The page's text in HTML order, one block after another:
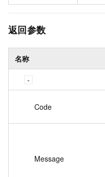
返回参数
名称
Code
Message